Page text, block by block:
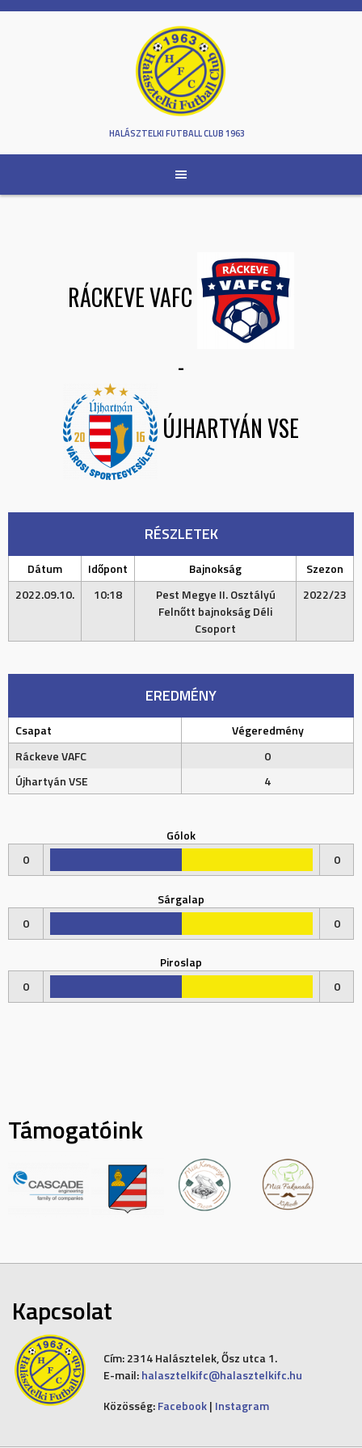
Skip
HALÁSZTELKI FUTBALL CLUB 1963
RÁCKEVE VAFC
-
ÚJHARTYÁN VSE
RÉSZLETEK
Dátum Időpont Bajnokság
Szezon
2022.09.10.
10:18
Pest Megye II. Osztályú
Felnőtt bajnokság Déli
Csoport
2022/23
EREDMÉNY
Csapat
Végeredmény
Ráckeve VAFC
0
Újhartyán VSE
4
Gólok
0
0
Sárgalap
0
0
Piroslap
0
0
Támogatóink
Kapcsolat
Cím:2314 Halásztelek, Ősz utca 1.
E-mail: halasztelkifc@halasztelkifc.hu
Közösség: Facebook| Instagram